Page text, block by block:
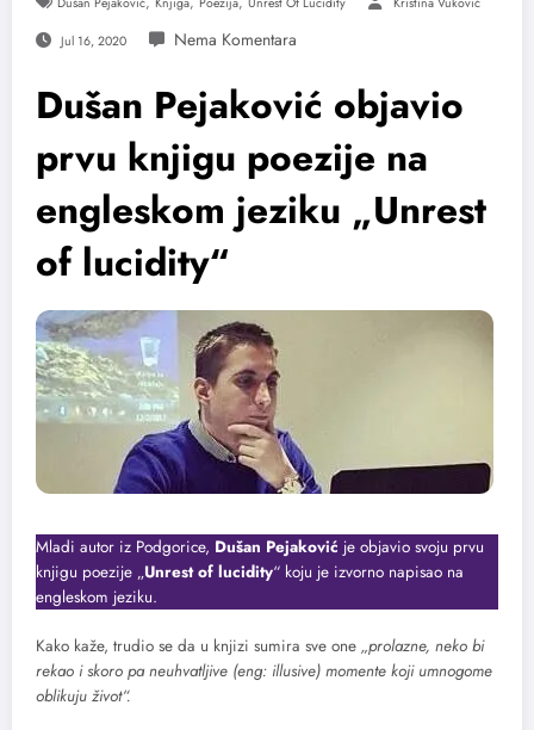
Jul 16, 2020
Dušan Pejaković objavio
prvu knjigu poezije na
engleskom jeziku „Unrest
of lucidity“
Mladi autor iz Podgorice, Dušan Pejaković je objavio svoju prvu
knjigu poezije „Unrest of lucidity“ koju je izvorno napisao na
engleskom jeziku.
Kako kaže, trudio se da u knjizi sumira sve one „prolazne, neko bi
rekao i skoro pa neuhvatljive (eng: illusive) momente koji umnogome
oblikuju život“.